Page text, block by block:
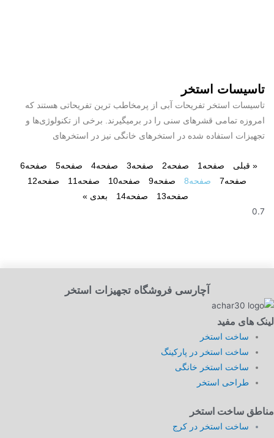
تاسیسات استخر
تاسیسات استخر تفریحات آبی از پرمخاطب ترین تفریحاتی هستند که
امروزه تمامی قشرهای سنی را در برمیگیرند. برخی از تکنولوژی‌ها و
تجهیزات استفاده شده در استخرهای خانگی نیز در استخرهای
« قبلی صفحه 1 صفحه2 صفحه3 صفحه4 صفحه5 صفحه6
صفحه7 صفحه8 صفحه9 صفحه10 صفحه 11 صفحه12
صفحه13 صفحه14 بعدی »
آچارسی فروشگاه تجهیزات استخر
لینک های مفید
ساخت استخر
ساخت استخر در پارکینگ
ساخت استخر خانگی
طراحی استخر
مناطق ساخت استخر
ساخت استخر در کرج